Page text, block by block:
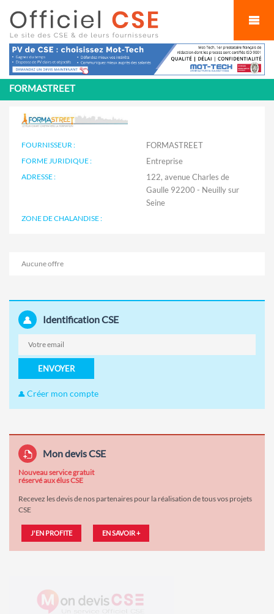
FORMASTREET
FOURNISSEUR : FORMASTREET
FORME JURIDIQUE : Entreprise
ADRESSE :
122, avenue Charles de
Gaulle 92200 - Neuilly sur
Seine
ZONE DE CHALANDISE :
Aucune offre
Identification CSE
ENVOYER
Créer mon compte
Mon devis CSE
Nouveau service gratuit
réservé aux élus CSE
Recevez les devis de nos partenaires pour la réalisation de tous vos projets
CSE
J'EN PROFITE EN SAVOIR +